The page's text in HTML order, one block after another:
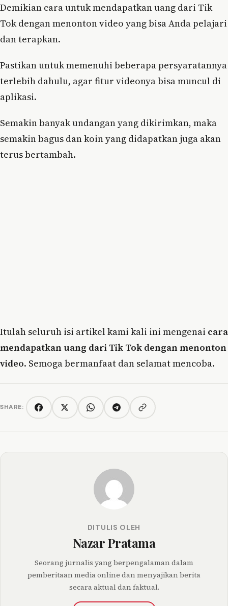
Demikian cara untuk mendapatkan uang dari Tik
Tok dengan menonton video yang bisa Anda pelajari
dan terapkan.
Pastikan untuk memenuhi beberapa persyaratannya
terlebih dahulu, agar fitur videonya bisa muncul di
aplikasi.
Semakin banyak undangan yang dikirimkan, maka
semakin bagus dan koin yang didapatkan juga akan
terus bertambah.
Itulah seluruh isi artikel kami kali ini mengenai cara
mendapatkan uang dari Tik Tok dengan menonton
video. Semoga bermanfaat dan selamat mencoba.
SHARE: FacebookTwitter/XWhatsAppTelegramCopy link
DITULIS OLEH
Nazar Pratama
Seorang jurnalis yang berpengalaman dalam
pemberitaan media online dan menyajikan berita
secara aktual dan faktual.